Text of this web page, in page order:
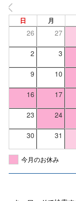
日 月
26 27
2 3
9 10
16 17
23 24
30 31
今月のお休み